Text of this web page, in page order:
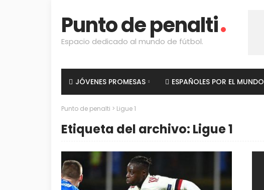
Punto de penalti
Espacio dedicado al mundo de fútbol.
JÓVENES PROMESAS ESPAÑOLES POR EL MUNDO
Punto de penalti > Ligue 1
Etiqueta del archivo: Ligue 1